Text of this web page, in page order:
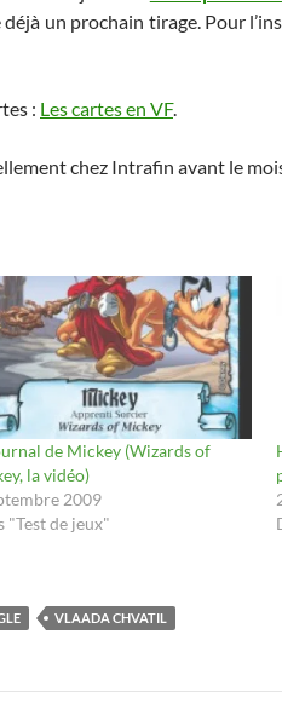
un prochain tirage. Pour
: Les cartes en VF.
chez Intrafin avant le
de Mickey (Wizards of
la vidéo)
2009
"Test de jeux"
VLAADA CHVATIL